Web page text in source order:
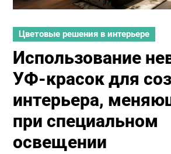
Цветовые решения в интерьере
Использование
УФ-красок для
интерьера,
при специальном
освещении